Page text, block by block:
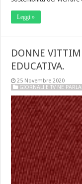
Leggi »
DONNE
EDUCATIVA.
25 Novembre 2020
GIORNALI E TV NE